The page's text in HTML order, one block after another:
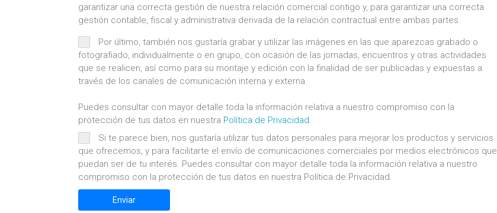
garantizar una correcta gestión de nuestra relación comercial contigo y, para garantizar una correcta
gestión contable, fiscal y administrativa derivada de la relación contractual entre ambas partes.
Por último, también nos gustaría grabar y utilizar las imágenes en las que aparezcas grabado o
fotografiado, individualmente o en grupo, con ocasión de las jornadas, encuentros y otras actividades
que se realicen, así como para su montaje y edición con la finalidad de ser publicadas y expuestas a
través de los canales de comunicación interna y externa.
Puedes consultar con mayor detalle toda la información relativa a nuestro compromiso con la
protección de tus datos en nuestra Política de Privacidad.
Si te parece bien, nos gustaría utilizar tus datos personales para mejorar los productos y servicios
que ofrecemos, y para facilitarte el envío de comunicaciones comerciales por medios electrónicos que
puedan ser de tu interés. Puedes consultar con mayor detalle toda la información relativa a nuestro
compromiso con la protección de tus datos en nuestra Política de Privacidad.